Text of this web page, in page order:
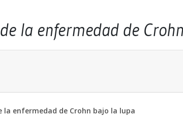
la enfermedad de
enfermedad de Crohn bajo la lupa